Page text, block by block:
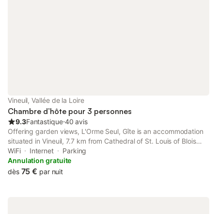
Vineuil, Vallée de la Loire
Chambre d’hôte pour 3 personnes
9.3Fantastique⋅40 avis
Offering garden views, L'Orme Seul, Gîte is an accommodation
situated in Vineuil, 7.7 km from Cathedral of St. Louis of Blois
and 7.8 km from Blois Castle. This property offers access to a
terrace, free private parking and free WiFi.
WiFi Internet
Parking
Annulation gratuite
dès 75 € par nuit